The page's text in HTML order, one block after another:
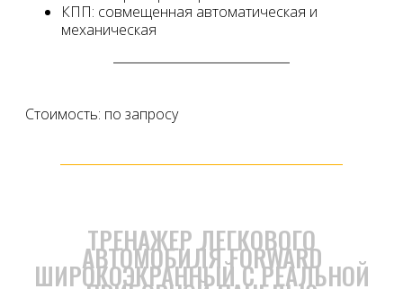
ТРЕНАЖЕР ЛЕГКОВОГО
АВТОМОБИЛЯ FORWARD
ШИРОКОЭКРАННЫЙ С РЕАЛЬНОЙ
КПП: совмещенная автоматическая и
механическая
Стоимость: по запросу